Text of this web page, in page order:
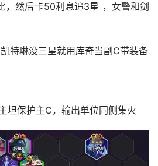
然后卡50利息追3星 ，女警和剑
特琳没三星就用库奇当副C带装备
坦保护主C，输出单位同侧集火